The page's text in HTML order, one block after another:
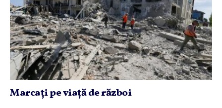
Marcaţi pe viaţă de război